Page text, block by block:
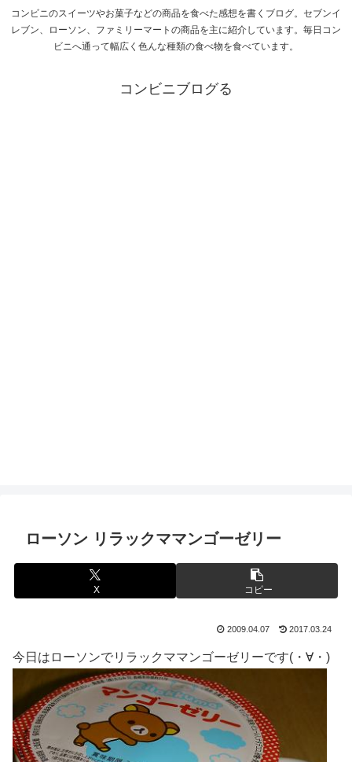
コンビニのスイーツやお菓子などの商品を食べた感想を書くブログ。セブンイ
レブン、ローソン、ファミリーマートの商品を主に紹介しています。毎日コン
ビニへ通って幅広く色んな種類の食べ物を食べています。
コンビニブログる
ローソン リラックママンゴーゼリー
X コピー
2009.04.07 2017.03.24
今日はローソンでリラックママンゴーゼリーです(・∀・)